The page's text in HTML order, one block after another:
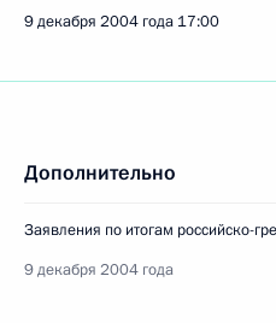
9 декабря 2004 года 17:00
Дополнительно
Заявления по итогам российско-
9 декабря 2004 года